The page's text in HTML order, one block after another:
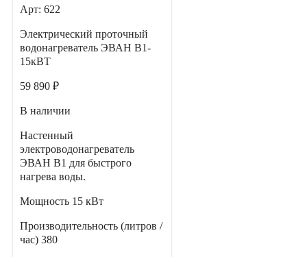
Арт: 622
Электрический проточный
водонагреватель ЭВАН В1-
15кВТ
59 890 ₽
В наличии
Настенный
электроводонагреватель
ЭВАН В1 для быстрого
нагрева воды.
Мощность 15 кВт
Производительность (литров /
час) 380